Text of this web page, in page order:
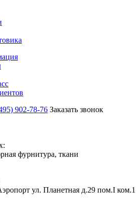
902-78-76 Заказать звонок
фурнитура, ткани
ул. Планетная д.29 пом.I ком.1